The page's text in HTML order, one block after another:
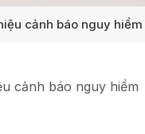
cảnh báo nguy hiểm
cảnh báo nguy hiểm